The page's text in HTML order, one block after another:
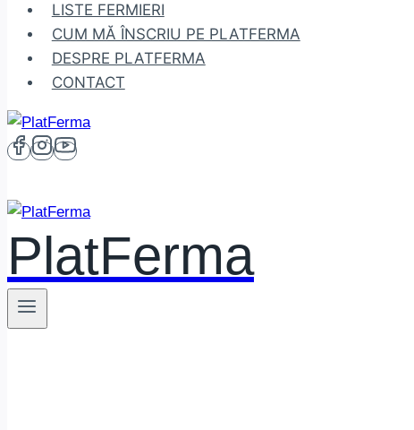
LISTE FERMIERI
CUM MĂ ÎNSCRIU PE PLATFERMA
DESPRE PLATFERMA
CONTACT
PlatFerma